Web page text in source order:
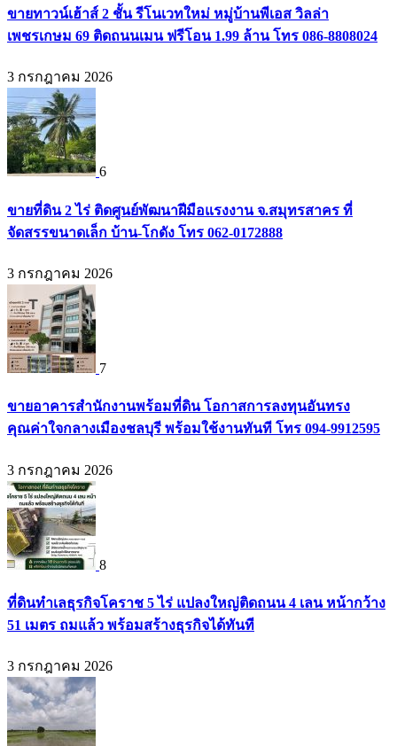
ขายทาวน์เฮ้าส์ 2 ชั้น รีโนเวทใหม่ หมู่บ้านพีเอส วิลล่า
เพชรเกษม 69 ติดถนนเมน ฟรีโอน 1.99 ล้าน โทร 086-8808024
3 กรกฎาคม 2026
6
ขายที่ดิน 2 ไร่ ติดศูนย์พัฒนาฝีมือแรงงาน จ.สมุทรสาคร ที่
จัดสรรขนาดเล็ก บ้าน-โกดัง โทร 062-0172888
3 กรกฎาคม 2026
7
ขายอาคารสำนักงานพร้อมที่ดิน โอกาสการลงทุนอันทรง
คุณค่าใจกลางเมืองชลบุรี พร้อมใช้งานทันที โทร 094-9912595
3 กรกฎาคม 2026
8
ที่ดินทำเลธุรกิจโคราช 5 ไร่ แปลงใหญ่ติดถนน 4 เลน หน้ากว้าง
51 เมตร ถมแล้ว พร้อมสร้างธุรกิจได้ทันที
3 กรกฎาคม 2026